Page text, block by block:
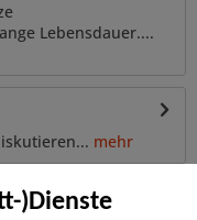
)Dienste
Lebensdauer....
mehr